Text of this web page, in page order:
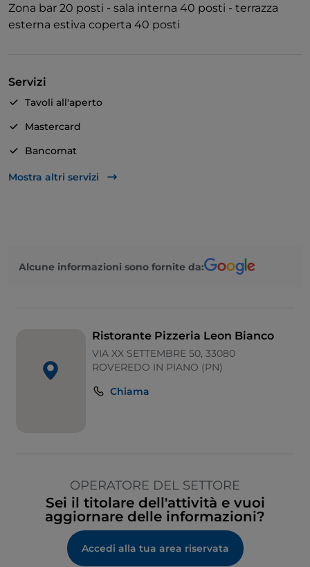
Zona bar 20 posti - sala interna 40 posti - terrazza
esterna estiva coperta 40 posti
Servizi
Tavoli all'aperto
Mastercard
Bancomat
Asporto
Mostra altri servizi
Alcune informazioni sono fornite da:
Ristorante Pizzeria Leon Bianco
VIA XX SETTEMBRE 50, 33080
ROVEREDO IN PIANO (PN)
Chiama
OPERATORE DEL SETTORE
Sei il titolare dell'attività e vuoi
aggiornare delle informazioni?
Accedi alla tua area riservata